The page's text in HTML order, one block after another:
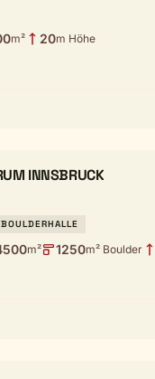
m² 20m Höhe
INNSBRUCK
BOULDERHALLE
m² 1250m² Boulder